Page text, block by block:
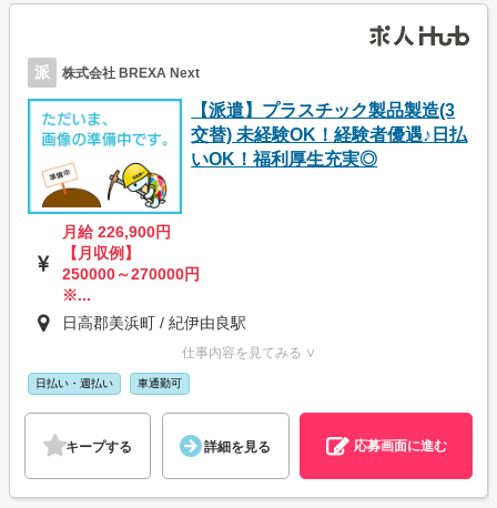
派 株式会社 BREXA Next
【派遣】プラスチック製品製造(3
交替) 未経験OK！経験者優遇♪日払
いOK！福利厚生充実◎
月給 226,900円
【月収例】
250000～270000円
※...
日高郡美浜町 / 紀伊由良駅
仕事内容を見てみる ∨
日払い・週払い 車通勤可
キープする 詳細を見る 応募画面に進む